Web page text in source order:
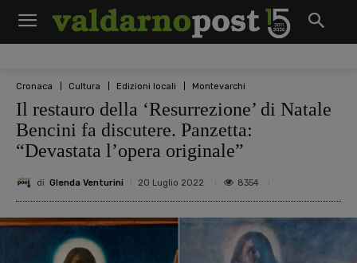
Cronaca Cultura Edizioni locali Montevarchi
Il restauro della ‘Resurrezione’ di Natale
Bencini fa discutere. Panzetta:
“Devastata l’opera originale”
di Glenda Venturini 20 Luglio 2022 8354